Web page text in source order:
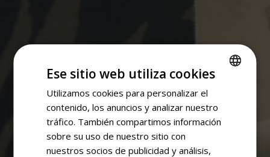
SPANISH
ENGLISH
Ese sitio web utiliza cookies
Utilizamos cookies para personalizar el
contenido, los anuncios y analizar nuestro
tráfico. También compartimos información
sobre su uso de nuestro sitio con
nuestros socios de publicidad y análisis,